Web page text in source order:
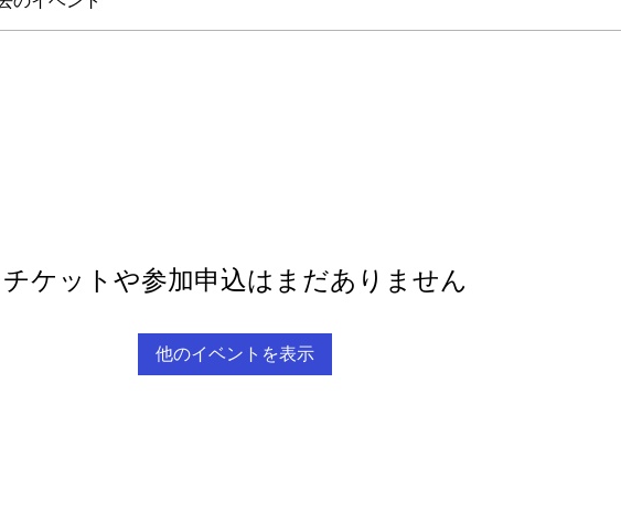
チケットや参加申込はまだありません
他のイベントを表示